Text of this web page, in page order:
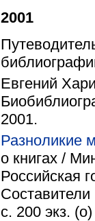
2001
Евгений
2001.
Разноликие
о книгах /
Российская
с. 200 экз. (о)